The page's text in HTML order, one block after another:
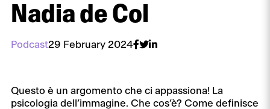
Nadia de Col
Podcast29 February 2024
Questo è un argomento che ci appassiona! La
psicologia dell’immagine. Che cos’è? Come definisce